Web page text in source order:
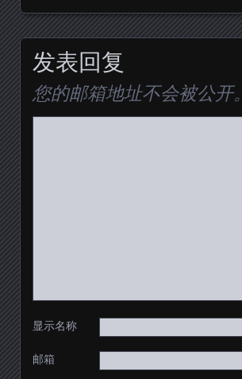
发表回复
您的邮箱地址不会被公开。
显示名称
邮箱